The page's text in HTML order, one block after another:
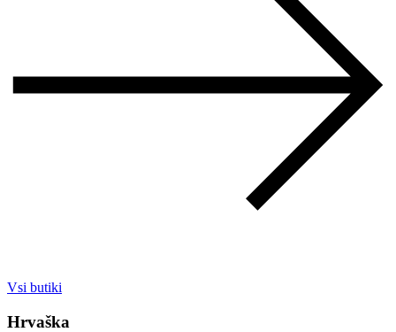
Vsi butiki
Hrvaška